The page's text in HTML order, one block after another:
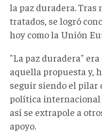
la paz duradera. Tras
tratados, se logró
hoy como la Unión
"La paz duradera"
aquella propuesta y,
seguir siendo el pilar
política internacional
así se extrapole a
apoyo.